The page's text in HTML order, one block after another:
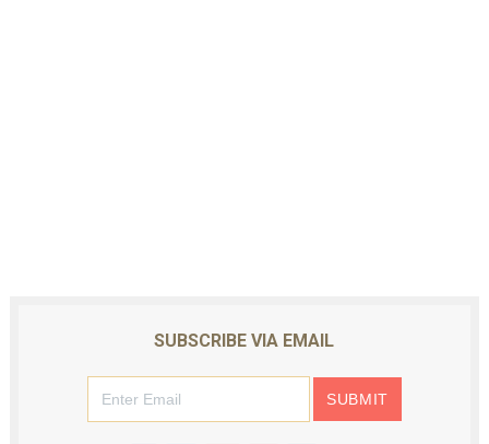
SUBSCRIBE VIA EMAIL